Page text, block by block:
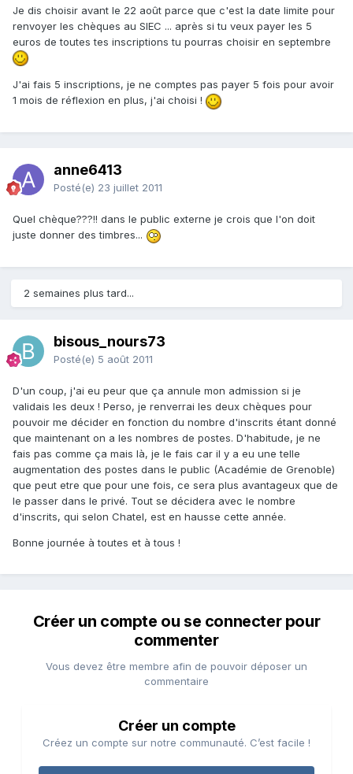
Je dis choisir avant le 22 août parce que c'est la date limite pour
renvoyer les chèques au SIEC ... après si tu veux payer les 5
euros de toutes tes inscriptions tu pourras choisir en septembre
J'ai fais 5 inscriptions, je ne comptes pas payer 5 fois pour avoir
1 mois de réflexion en plus, j'ai choisi !
anne6413
Posté(e) 23 juillet 2011
Quel chèque???!! dans le public externe je crois que l'on doit
juste donner des timbres...
2 semaines plus tard...
bisous_nours73
Posté(e) 5 août 2011
D'un coup, j'ai eu peur que ça annule mon admission si je
validais les deux ! Perso, je renverrai les deux chèques pour
pouvoir me décider en fonction du nombre d'inscrits étant donné
que maintenant on a les nombres de postes. D'habitude, je ne
fais pas comme ça mais là, je le fais car il y a eu une telle
augmentation des postes dans le public (Académie de Grenoble)
que peut etre que pour une fois, ce sera plus avantageux que de
le passer dans le privé. Tout se décidera avec le nombre
d'inscrits, qui selon Chatel, est en hausse cette année.
Bonne journée à toutes et à tous !
Créer un compte ou se connecter pour
commenter
Vous devez être membre afin de pouvoir déposer un
commentaire
Créer un compte
Créez un compte sur notre communauté. C’est facile !